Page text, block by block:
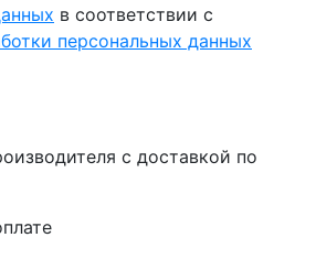
в соответствии с
персональных данных
с доставкой по